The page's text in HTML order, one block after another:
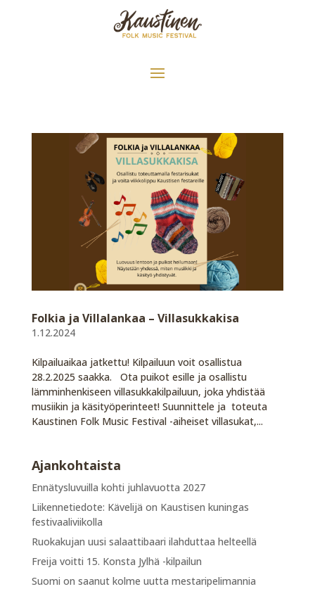
Folkia ja Villalankaa – Villasukkakisa
1.12.2024
Kilpailuaikaa jatkettu! Kilpailuun voit osallistua
28.2.2025 saakka. Ota puikot esille ja osallistu
lämminhenkiseen villasukkakilpailuun, joka yhdistää
musiikin ja käsityöperinteet! Suunnittele ja toteuta
Kaustinen Folk Music Festival -aiheiset villasukat,...
Ajankohtaista
Ennätysluvuilla kohti juhlavuotta 2027
Liikennetiedote: Kävelijä on Kaustisen kuningas
festivaaliviikolla
Ruokakujan uusi salaattibaari ilahduttaa helteellä
Freija voitti 15. Konsta Jylhä -kilpailun
Suomi on saanut kolme uutta mestaripelimannia